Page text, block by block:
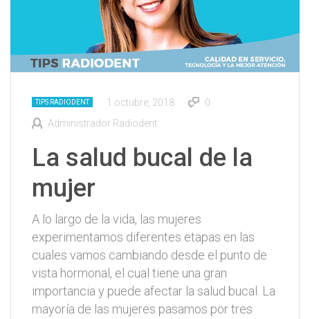
TIPS RADIODENT 1 octubre, 2018
0
Administrador Radiodent
La salud bucal de la
mujer
A lo largo de la vida, las mujeres
experimentamos diferentes etapas en las
cuales vamos cambiando desde el punto de
vista hormonal, el cual tiene una gran
importancia y puede afectar la salud bucal. La
mayoría de las mujeres pasamos por tres